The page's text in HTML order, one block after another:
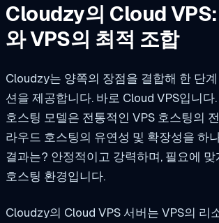
Cloudzy의 Cloud
와 VPS의 최적 조합
Cloudzy는 양쪽의 장점을 결합해 한 단
션을 제공합니다. 바로 Cloud VPS입니다
호스팅 모델은 전통적인 VPS 호스팅의
라우드 호스팅의 유연성 및 확장성을 하
결과는? 안정적이고 강력하며, 필요에
호스팅 환경입니다.
Cloudzy의 Cloud VPS 서버는 VPS의 리